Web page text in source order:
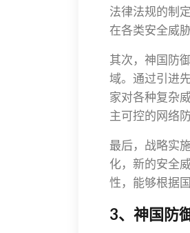
法律法规的制
在各类安全威
其次，神国防
域。通过引进
家对各种复杂
主可控的网络
最后，战略实
化，新的安全
性，能够根据
3、神国防